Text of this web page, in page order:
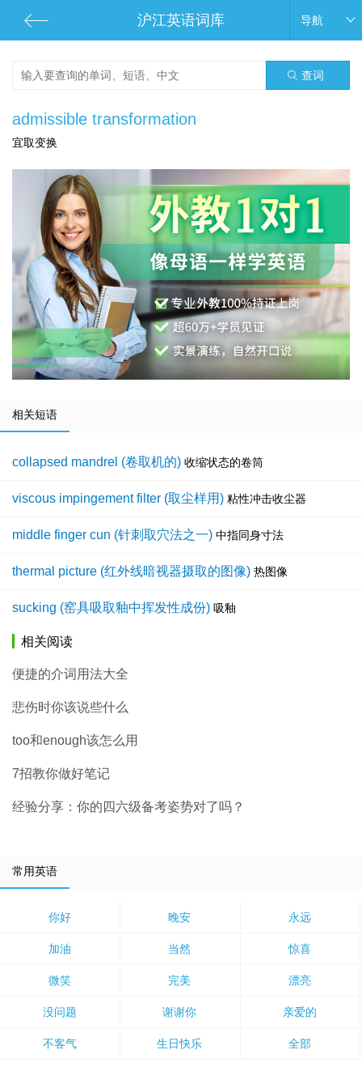
沪江英语词库 导航
查词
admissible transformation
宜取变换
相关短语
collapsed mandrel (卷取机的) 收缩状态的卷筒
viscous impingement filter (取尘样用) 粘性冲击收尘器
middle finger cun (针刺取穴法之一) 中指同身寸法
thermal picture (红外线暗视器摄取的图像) 热图像
sucking (窑具吸取釉中挥发性成份) 吸釉
相关阅读
便捷的介词用法大全
悲伤时你该说些什么
too和enough该怎么用
7招教你做好笔记
经验分享：你的四六级备考姿势对了吗？
常用英语
你好 晚安 永远
加油 当然 惊喜
微笑 完美 漂亮
没问题 谢谢你 亲爱的
不客气 生日快乐 全部